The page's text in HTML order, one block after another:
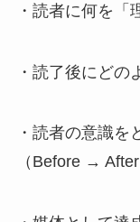
・読者に何を「
・読了後にどの
・読者の意識を
（Before → After